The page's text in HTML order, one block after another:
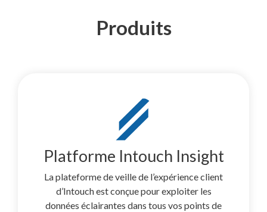
Produits
Platforme Intouch Insight
La plateforme de veille de l’expérience client
d’Intouch est conçue pour exploiter les
données éclairantes dans tous vos points de